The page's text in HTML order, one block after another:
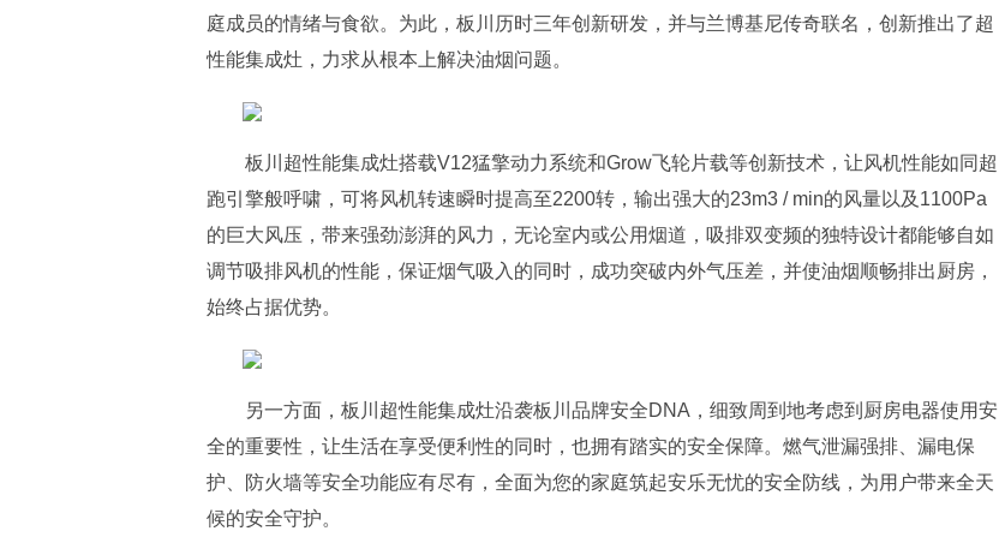
庭成员的情绪与食欲。为此，板川历时三年创新研发，并与兰博基尼传奇联名，创新推出了超
性能集成灶，力求从根本上解决油烟问题。
板川超性能集成灶搭载V12猛擎动力系统和Grow飞轮片载等创新技术，让风机性能如同超
跑引擎般呼啸，可将风机转速瞬时提高至2200转，输出强大的23m3 / min的风量以及1100Pa
的巨大风压，带来强劲澎湃的风力，无论室内或公用烟道，吸排双变频的独特设计都能够自如
调节吸排风机的性能，保证烟气吸入的同时，成功突破内外气压差，并使油烟顺畅排出厨房，
始终占据优势。
另一方面，板川超性能集成灶沿袭板川品牌安全DNA，细致周到地考虑到厨房电器使用安
全的重要性，让生活在享受便利性的同时，也拥有踏实的安全保障。燃气泄漏强排、漏电保
护、防火墙等安全功能应有尽有，全面为您的家庭筑起安乐无忧的安全防线，为用户带来全天
候的安全守护。